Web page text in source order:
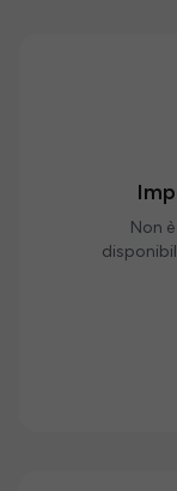
Non